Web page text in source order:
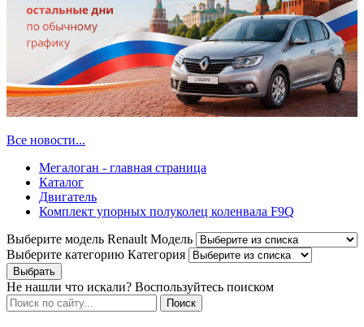
Все новости...
Мегалоган - главная страница
Каталог
Двигатель
Комплект упорных полуколец коленвала F9Q
Выберите модель Renault Модель
Выберите категорию Категория
Не нашли что искали? Воспользуйтесь поиском